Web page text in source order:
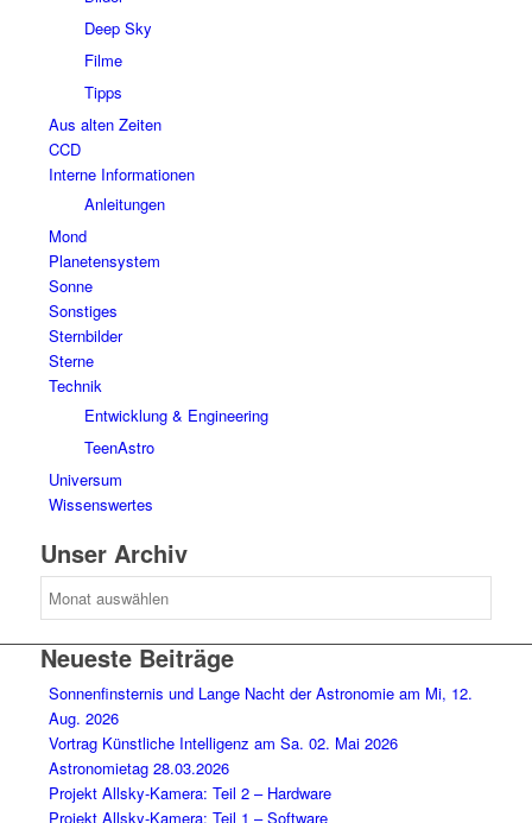
Deep Sky
Filme
Tipps
Aus alten Zeiten
CCD
Interne Informationen
Anleitungen
Mond
Planetensystem
Sonne
Sonstiges
Sternbilder
Sterne
Technik
Entwicklung & Engineering
TeenAstro
Universum
Wissenswertes
Unser Archiv
Neueste Beiträge
Sonnenfinsternis und Lange Nacht der Astronomie am Mi, 12.
Aug. 2026
Vortrag Künstliche Intelligenz am Sa. 02. Mai 2026
Astronomietag 28.03.2026
Projekt Allsky-Kamera: Teil 2 – Hardware
Projekt Allsky-Kamera: Teil 1 – Software